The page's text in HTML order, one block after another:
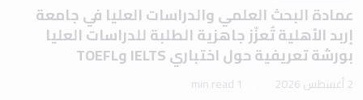
عمادة البحث العلمي والدراسات العليا في جامعة
إربد الأهلية تُعزّز جاهزية الطلبة للدراسات العليا
بورشة تعريفية حول اختباري IELTS وTOEFL
2 أغسطس 2026 1 min read